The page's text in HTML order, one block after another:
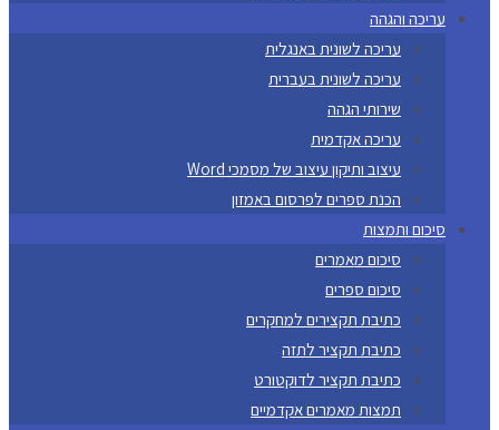
עריכה והגהה
עריכה לשונית באנגלית
עריכה לשונית בעברית
שירותי הגהה
עריכה אקדמית
עיצוב ותיקון עיצוב של מסמכי Word
הכנת ספרים לפרסום באמזון
סיכום ותמצות
סיכום מאמרים
סיכום ספרים
כתיבת תקצירים למחקרים
כתיבת תקציר לתזה
כתיבת תקציר לדוקטורט
תמצות מאמרים אקדמיים